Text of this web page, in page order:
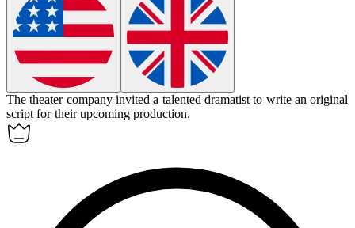
The theater company invited a talented dramatist to write an original
script for their upcoming production.